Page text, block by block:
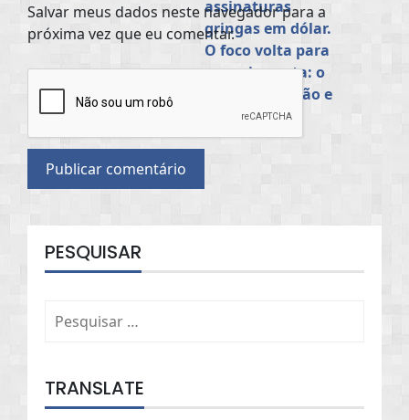
Salvar meus dados neste navegador para a
próxima vez que eu comentar.
PESQUISAR
por:
TRANSLATE